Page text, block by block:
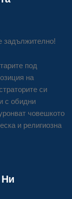
задължително!
под
на
си
с обидни
човешкото
и религиозна